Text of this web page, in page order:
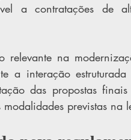
a contratações de
relevante na
a interação
das propostas
previstas na